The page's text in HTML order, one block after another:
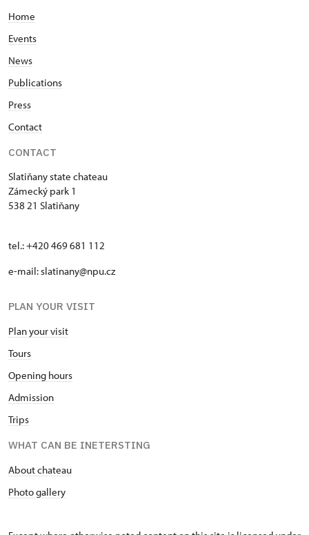
Home
Events
News
Publications
Press
Contact
CONTACT
Slatiňany state chateau
Zámecký park 1
538 21 Slatiňany
tel.: +420 469 681 112
e-mail: slatinany@npu.cz
PLAN YOUR VISIT
Plan your visit
Tours
Opening hours
Admission
Trips
WHAT CAN BE INETERSTING
About chateau
Photo gallery